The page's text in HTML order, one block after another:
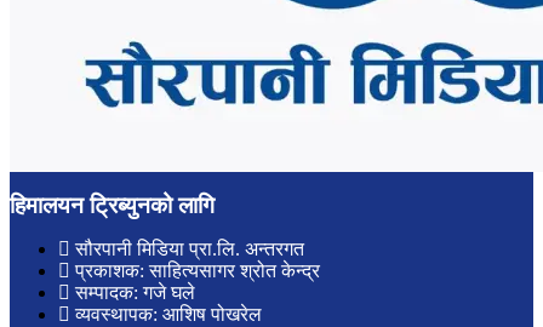
हिमालयन ट्रिब्युनको लागि
सौरपानी मिडिया प्रा.लि. अन्तरगत
प्रकाशक: साहित्यसागर श्रोत केन्द्र
सम्पादक: गजे घले
व्यवस्थापक: आशिष पोखरेल